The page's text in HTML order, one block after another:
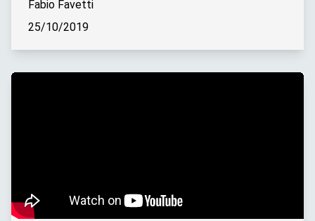
Fabio Favetti
25/10/2019